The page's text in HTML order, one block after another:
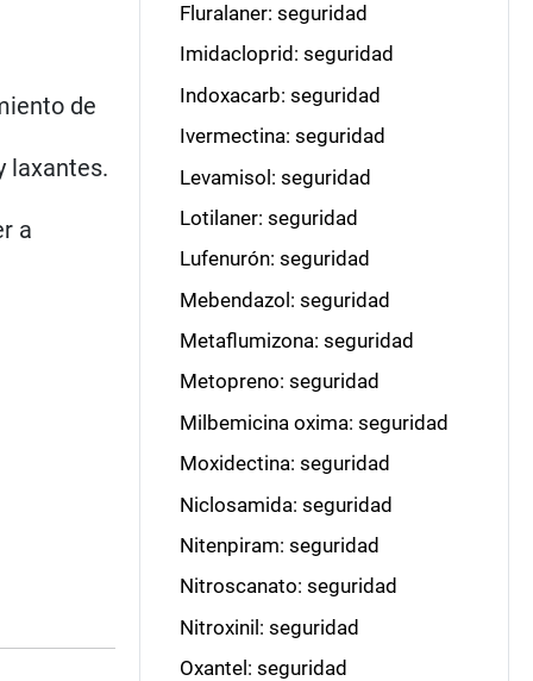
de
laxantes.
a
Fluralaner: seguridad
Imidacloprid: seguridad
Indoxacarb: seguridad
Ivermectina: seguridad
Levamisol: seguridad
Lotilaner: seguridad
Lufenurón: seguridad
Mebendazol: seguridad
Metaflumizona: seguridad
Metopreno: seguridad
Milbemicina oxima: seguridad
Moxidectina: seguridad
Niclosamida: seguridad
Nitenpiram: seguridad
Nitroscanato: seguridad
Nitroxinil: seguridad
Oxantel: seguridad